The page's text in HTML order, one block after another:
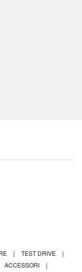
| TEST DRIVE
|
ACCESSORI
|